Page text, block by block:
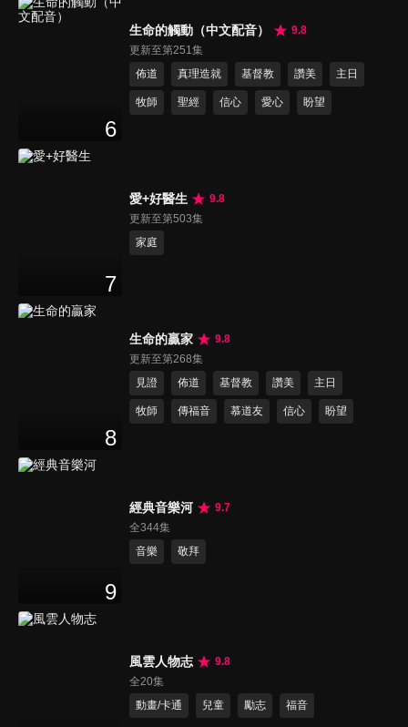
6
生命的觸動（中文配音）
9.8
更新至第251集
佈道
真理造就 基督教 讚美 主日
牧師 聖經 信心 愛心 盼望
7
愛+好醫生
9.8
更新至第503集
家庭
8
生命的贏家
9.8
更新至第268集
見證
佈道 基督教 讚美 主日
牧師 傳福音 慕道友 信心 盼望
9
經典音樂河
9.7
全344集
音樂
敬拜
風雲人物志
9.8
全20集
動畫/卡通
兒童 勵志 福音